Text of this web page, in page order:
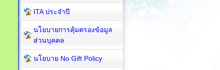
ITA ประจำปี
นโยบายการคุ้มครองข้อมูล
ส่วนบุคคล
นโยบาย No Gift Policy